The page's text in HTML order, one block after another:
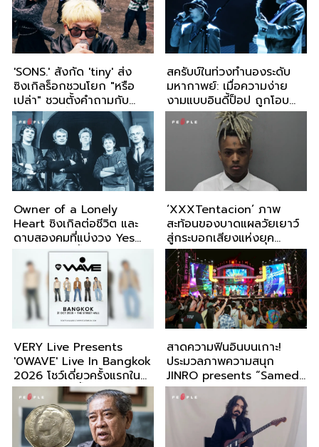
ตุลาคมนี้ ณ Centerpoint
'SONS.' สังกัด 'tiny' ส่ง
ซิงเกิลร็อกชวนโยก "หรือ
เปล่า" ชวนตั้งคำถามกับ
ความรู้สึกที่ยังไม่กล้าพูด
ออกไป
สครับบ์ในท่วงทำนองระดับ
มหากาพย์: เมื่อความง่าย
งามแบบอินดี้ป็อป ถูกโอบ
กอดด้วยออร์เคสตรา
Owner of a Lonely
Heart ซิงเกิลต่อชีวิต และ
ดาบสองคมที่แบ่งวง Yes
ออกเป็นสองขั้ว
‘XXXTentacion’ ภาพ
สะท้อนของบาดแผลวัยเยาว์
สู่กระบอกเสียงแห่งยุค
2010s
VERY Live Presents
'0WAVE' Live In Bangkok
2026 โชว์เดี่ยวครั้งแรกใน
ไทย 21 ต.ค. นี้
สาดความฟินอินบนเกาะ!
ประมวลภาพความสนุก
JINRO presents “Samed
in Love 11” ปิดฉากสุดปัง
พลังร็อก-แร็ป-หมอลำ ครบ
จบในงานเดียว